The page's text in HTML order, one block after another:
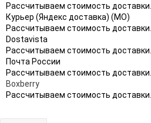
Рассчитываем стоимость доставки...
Курьер (Яндекс доставка) (МО)
Рассчитываем стоимость доставки...
Dostavista
Рассчитываем стоимость доставки...
Почта России
Рассчитываем стоимость доставки...
Boxberry
Рассчитываем стоимость доставки...